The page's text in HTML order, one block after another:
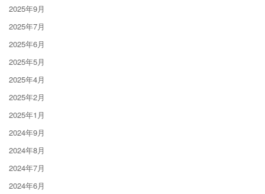
2025年9月
2025年7月
2025年6月
2025年5月
2025年4月
2025年2月
2025年1月
2024年9月
2024年8月
2024年7月
2024年6月